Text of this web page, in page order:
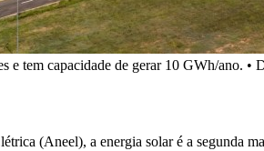
e tem capacidade de gerar 10 GWh/ano. •
(Aneel), a energia solar é a segunda